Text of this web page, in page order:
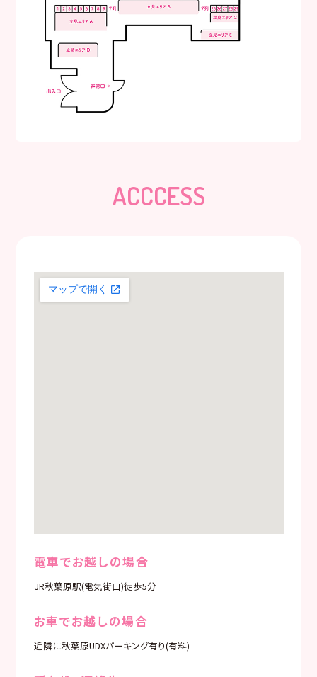
ACCCESS
電車でお越しの場合
JR秋葉原駅(電気街口)徒歩5分
お車でお越しの場合
近隣に秋葉原UDXパーキング有り(有料)